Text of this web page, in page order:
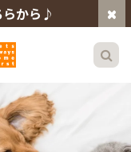
らから♪